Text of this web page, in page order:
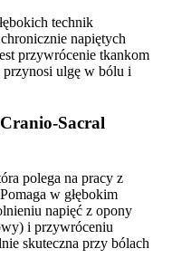
technik
napiętych
przywrócenie tkankom
przynosi ulgę w bólu i
Sacral
polega na pracy z
w głębokim
napięć z opony
i przywróceniu
skuteczna przy bólach